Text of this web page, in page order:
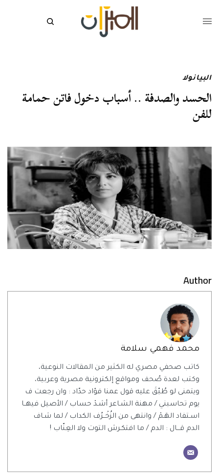
البيانولا
الحسد والصدفة .. أسباب دخول فاتن حمامة
للفن
Author
محمد فهمي سلامة
كاتب صحفي مصري له الكثير من المقالات النوعية،
وكتب لعدة صُحف ومواقع إلكترونية مصرية وعربية،
ويتمنى لو طُبّقَ عليه قول عمنا فؤاد حدّاد : وان رجعت ف
يوم تحاسبني / مهنة الشـاعر أشـدْ حساب / الأصيل فيهــا
اسـتفاد الهَـمْ / وانتهى من الزُخْــرُف الكداب / لما شـاف
الدم قـــال : الدم / ما افتكـرش التوت ولا العِنّاب !